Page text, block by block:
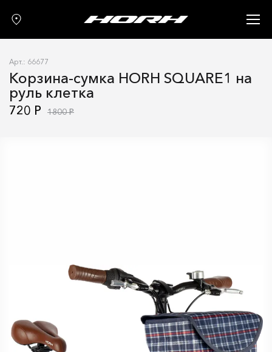
Запчасти
Аксессуары
О нас
Гарантия
Контакты
Арт.: 66677
Корзина-сумка HORH SQUARE1 на
руль клетка
720 Р 1800 Р